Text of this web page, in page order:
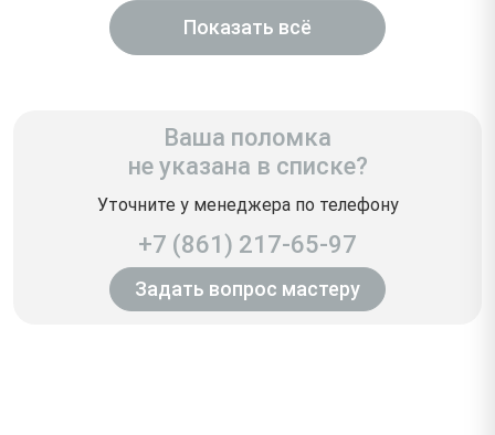
Показать всё
Ваша поломка
не указана в списке?
Уточните у менеджера по телефону
+7 (861) 217-65-97
Задать вопрос мастеру